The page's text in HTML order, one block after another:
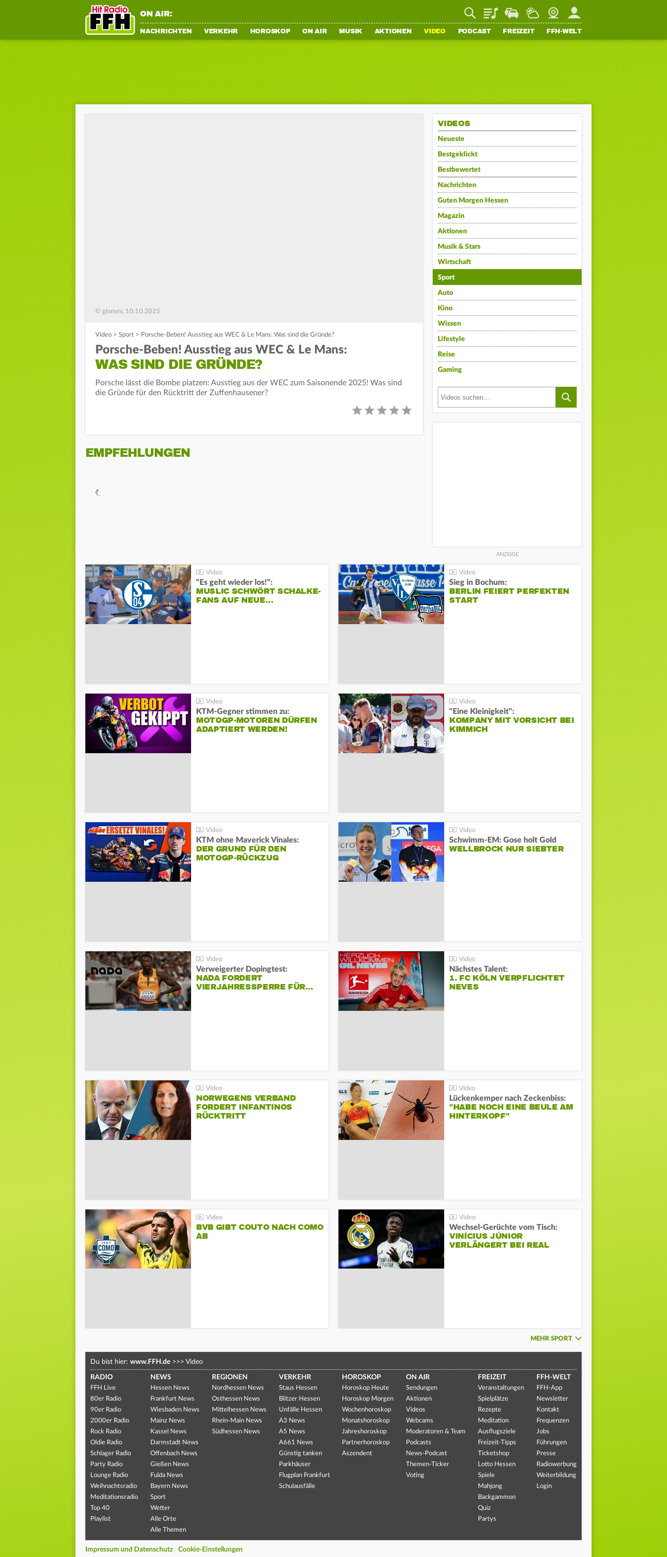
ON AIR: PlaylistStaupilotWetterWebcamMein FFH
NACHRICHTEN VERKEHR HOROSKOP ON AIR MUSIK AKTIONEN VIDEO PODCAST FREIZEIT FFH-WELT
© glomex, 10.10.2025
Video > Sport > Porsche-Beben! Ausstieg aus WEC & Le Mans: Was sind die Gründe?
Porsche-Beben! Ausstieg aus WEC & Le Mans:
WAS SIND DIE GRÜNDE?
Porsche lässt die Bombe platzen: Ausstieg aus der WEC zum Saisonende 2025! Was sind
die Gründe für den Rücktritt der Zuffenhausener?
EMPFEHLUNGEN
VIDEOS
Neueste
Bestgeklickt
Bestbewertet
Nachrichten
Guten Morgen Hessen
Magazin
Aktionen
Musik & Stars
Wirtschaft
Sport
Auto
Kino
Wissen
Lifestyle
Reise
Gaming
"Es geht wieder los!":
MUSLIC SCHWÖRT SCHALKE-
FANS AUF NEUE…
Sieg in Bochum:
BERLIN FEIERT PERFEKTEN
START
KTM-Gegner stimmen zu:
MOTOGP-MOTOREN DÜRFEN
ADAPTIERT WERDEN!
"Eine Kleinigkeit":
KOMPANY MIT VORSICHT BEI
KIMMICH
KTM ohne Maverick Vinales:
DER GRUND FÜR DEN
MOTOGP-RÜCKZUG
Schwimm-EM: Gose holt Gold
WELLBROCK NUR SIEBTER
Verweigerter Dopingtest:
NADA FORDERT
VIERJAHRESSPERRE FÜR…
Nächstes Talent:
1. FC KÖLN VERPFLICHTET
NEVES
NORWEGENS VERBAND
FORDERT INFANTINOS
RÜCKTRITT
Lückenkemper nach Zeckenbiss:
"HABE NOCH EINE BEULE AM
HINTERKOPF"
BVB GIBT COUTO NACH COMO
AB
Wechsel-Gerüchte vom Tisch:
VINÍCIUS JÚNIOR
VERLÄNGERT BEI REAL
MEHR SPORT
Du bist hier: www.FFH.de >>> Video
RADIO
FFH Live
80er Radio
90er Radio
2000er Radio
Rock Radio
Oldie Radio
Schlager Radio
Party Radio
Lounge Radio
Weihnachtsradio
Meditationsradio
Top 40
Playlist
NEWS
Hessen News
Frankfurt News
Wiesbaden News
Mainz News
Kassel News
Darmstadt News
Offenbach News
Gießen News
Fulda News
Bayern News
Sport
Wetter
Alle Orte
Alle Themen
REGIONEN
Nordhessen News
Osthessen News
Mittelhessen News
Rhein-Main News
Südhessen News
VERKEHR
Staus Hessen
Blitzer Hessen
Unfälle Hessen
A3 News
A5 News
A661 News
Günstig tanken
Parkhäuser
Flugplan Frankfurt
Schulausfälle
HOROSKOP
Horoskop Heute
Horoskop Morgen
Wochenhoroskop
Monatshoroskop
Jahreshoroskop
Partnerhoroskop
Aszendent
ON AIR
Sendungen
Aktionen
Videos
Webcams
Moderatoren & Team
Podcasts
News-Podcast
Themen-Ticker
Voting
FREIZEIT
Veranstaltungen
Spielplätze
Rezepte
Meditation
Ausflugsziele
Freizeit-Tipps
Ticketshop
Lotto Hessen
Spiele
Mahjong
Backgammon
Quiz
Partys
FFH-WELT
FFH-App
Newsletter
Kontakt
Frequenzen
Jobs
Führungen
Presse
Radiowerbung
Weiterbildung
Login
Impressum und Datenschutz Cookie-Einstellungen